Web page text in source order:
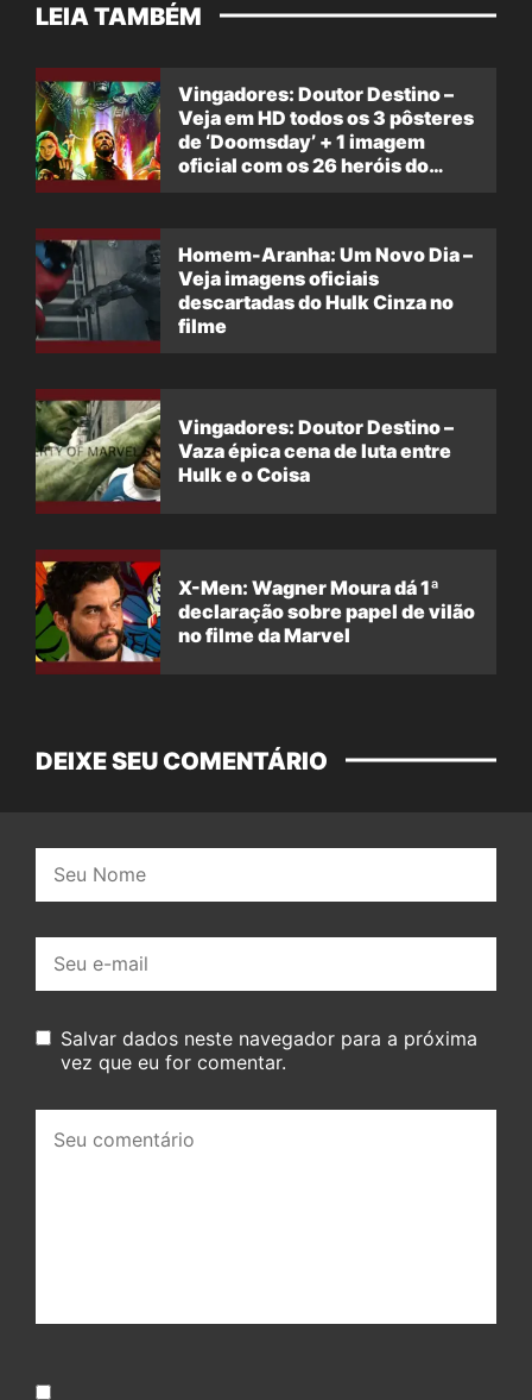
LEIA TAMBÉM
Vingadores: Doutor Destino –
Veja em HD todos os 3 pôsteres
de ‘Doomsday’ + 1 imagem
oficial com os 26 heróis do
Homem-Aranha: Um Novo Dia –
Veja imagens oficiais
descartadas do Hulk Cinza no
filme
Vingadores: Doutor Destino –
Vaza épica cena de luta entre
Hulk e o Coisa
X-Men: Wagner Moura dá 1ª
declaração sobre papel de vilão
no filme da Marvel
DEIXE SEU COMENTÁRIO
mail:
Salvar dados neste navegador para a próxima
vez que eu for comentar.
comentário: